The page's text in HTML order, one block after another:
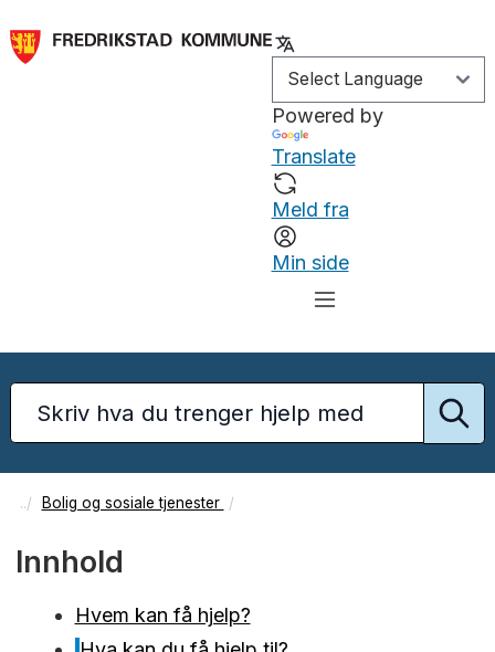
Powered by
Translate
Meld fra
Min side
Bolig og sosiale tjenester
Innhold
Hvem kan få hjelp?